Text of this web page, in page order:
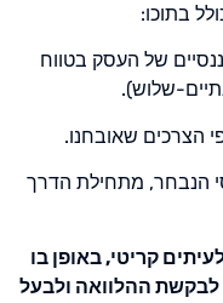
בתוכו:
של העסק בטווח
שלוש).
הנבחר, מתחילת הדרך
קריטי, באופן בו
לבקשת ההלוואה ולבעל